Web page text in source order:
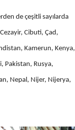
Kırşehir
Konya
Kütahya
de çeşitli sayılarda
Cibuti, Çad,
Kamerun, Kenya,
Pakistan, Rusya,
Nepal, Nijer, Nijerya,